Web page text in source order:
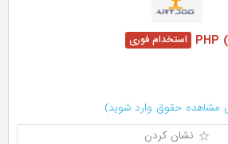
مشاهده حقوق وارد شوید)
نشان کردن